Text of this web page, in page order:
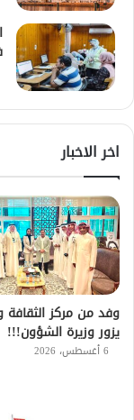
اخر الاخبار
وفد من مركز الثقافة
يزور وزيرة الشؤون!!!
6 أغسطس، 2026